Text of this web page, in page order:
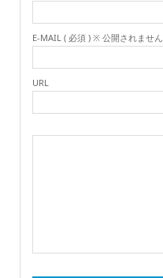
E-MAIL ( 必須 ) ※ 公開されません
URL